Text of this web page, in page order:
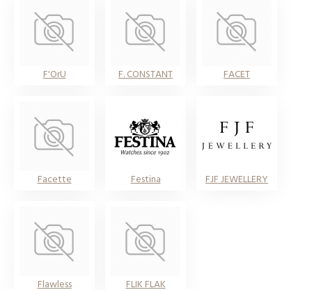
F'OrU F. CONSTANT FACET
Facette Festina FJF JEWELLERY
Flawless FLIK FLAK